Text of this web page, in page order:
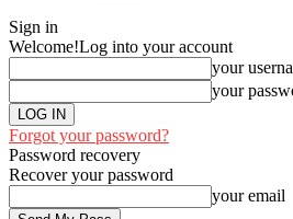
Sign in
Welcome!Log into your account
your
your
Forgot your password?
Password recovery
Recover your password
your email